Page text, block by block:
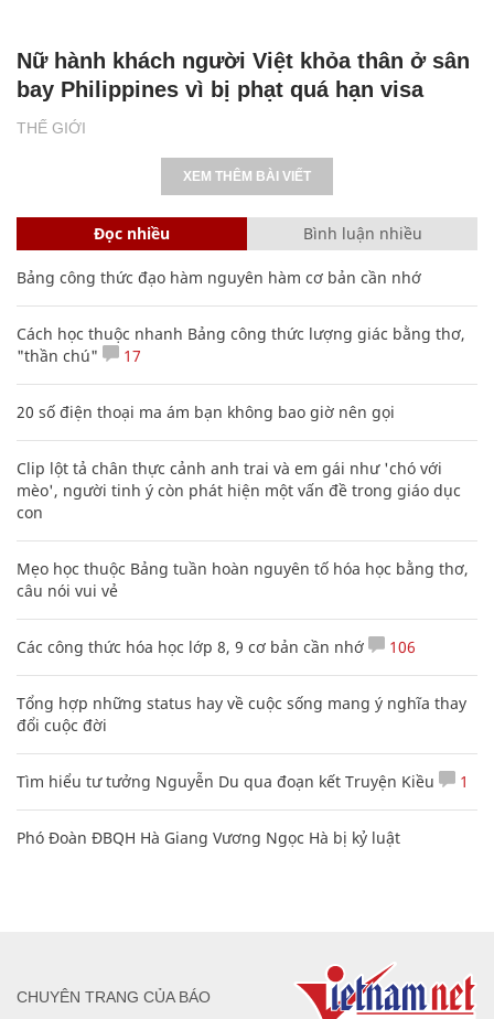
THẾ GIỚI
Nữ hành khách người Việt khỏa thân ở sân
bay Philippines vì bị phạt quá hạn visa
XEM THÊM BÀI VIẾT
Đọc nhiều Bình luận nhiều
Bảng công thức đạo hàm nguyên hàm cơ bản cần nhớ
Cách học thuộc nhanh Bảng công thức lượng giác bằng thơ,
"thần chú"
17
20 số điện thoại ma ám bạn không bao giờ nên gọi
Clip lột tả chân thực cảnh anh trai và em gái như 'chó với
mèo', người tinh ý còn phát hiện một vấn đề trong giáo dục
con
Mẹo học thuộc Bảng tuần hoàn nguyên tố hóa học bằng thơ,
câu nói vui vẻ
Các công thức hóa học lớp 8, 9 cơ bản cần nhớ 106
Tổng hợp những status hay về cuộc sống mang ý nghĩa thay
đổi cuộc đời
Tìm hiểu tư tưởng Nguyễn Du qua đoạn kết Truyện Kiều 1
Phó Đoàn ĐBQH Hà Giang Vương Ngọc Hà bị kỷ luật
CHUYÊN TRANG CỦA BÁO